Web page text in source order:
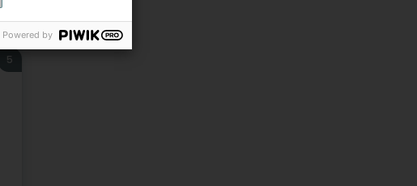
5
Powered by